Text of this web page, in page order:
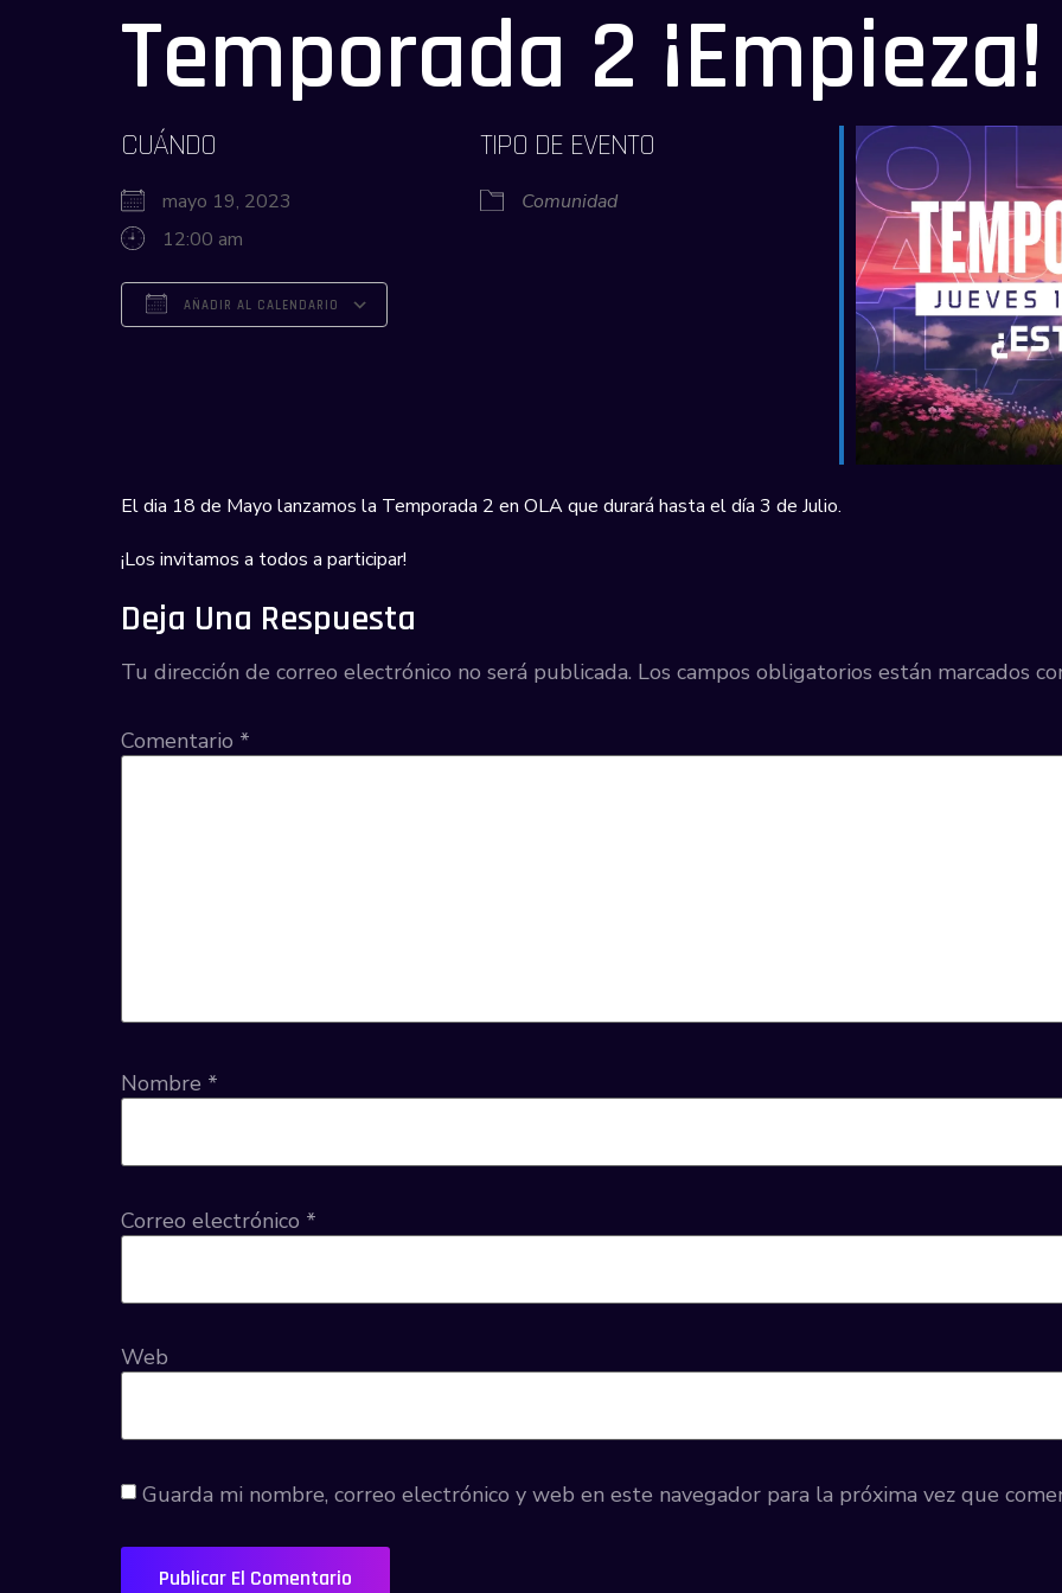
Temporada 2 ¡Empieza!
CUÁNDO
mayo 19, 2023
12:00 am
AÑADIR AL CALENDARIO
TIPO DE EVENTO
Comunidad
El dia 18 de Mayo lanzamos la Temporada 2 en OLA que durará hasta el día 3 de Julio.
¡Los invitamos a todos a participar!
Deja Una Respuesta
Tu dirección de correo electrónico no será publicada. Los campos obligatorios están marcados
Comentario *
Nombre *
Correo electrónico *
Web
Guarda mi nombre, correo electrónico y web en este navegador para la próxima vez que